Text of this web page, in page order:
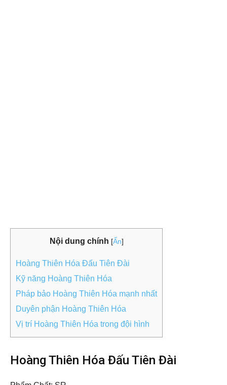
Nội dung chính [Ẩn]
Hoàng Thiên Hóa Đấu Tiên Đài
Kỹ năng Hoàng Thiên Hóa
Pháp bảo Hoàng Thiên Hóa mạnh nhất
Duyên phận Hoàng Thiên Hóa
Vị trí Hoàng Thiên Hóa trong đội hình
Hoàng Thiên Hóa Đấu Tiên Đài